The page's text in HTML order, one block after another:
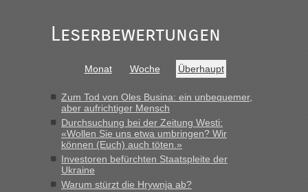
Grenzübergang zwischen Polen und der Ukraine geht es am
„Bin am Montag 15.6.26 um 8 Uhr in Urgyniw ausgereist,
das erste Mal an einem Montagmorgen ca. 15 Fahrzeuge
vor mir, bin sonst der Erste oder Zweite, egal, nach ca 20
Minuten wurde dann die nächste Welle...“
Berichte und Reisetipps • Re: An welchem
Grenzübergang zwischen Polen und der Ukraine geht es am
schnellsten?
Leserbewertungen
Monat Woche Überhaupt
Zum Tod von Oles Busina: ein unbequemer,
aber aufrichtiger Mensch
Durchsuchung bei der Zeitung Westi:
«Wollen Sie uns etwa umbringen? Wir
können (Euch) auch töten.»
Investoren befürchten Staatspleite der
Ukraine
Warum stürzt die Hrywnja ab?